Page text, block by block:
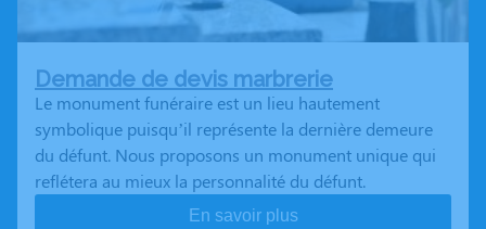
Demande de devis marbrerie
Le monument funéraire est un lieu hautement
symbolique puisqu’il représente la dernière demeure
du défunt. Nous proposons un monument unique qui
reflétera au mieux la personnalité du défunt.
En savoir plus